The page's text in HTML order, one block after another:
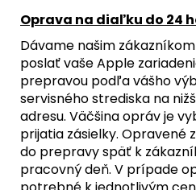
Oprava na diaľku do 24
Dávame našim
poslať vaše Apple
prepravou podľa vášho
servisného strediska na
adresu. Väčšina opráv je
prijatia zásielky. Opravené
do prepravy späť k
pracovný deň. V prípade